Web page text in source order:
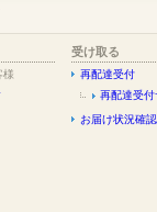
様
受け取る
再配達受付
再配達受
お届け状況確認